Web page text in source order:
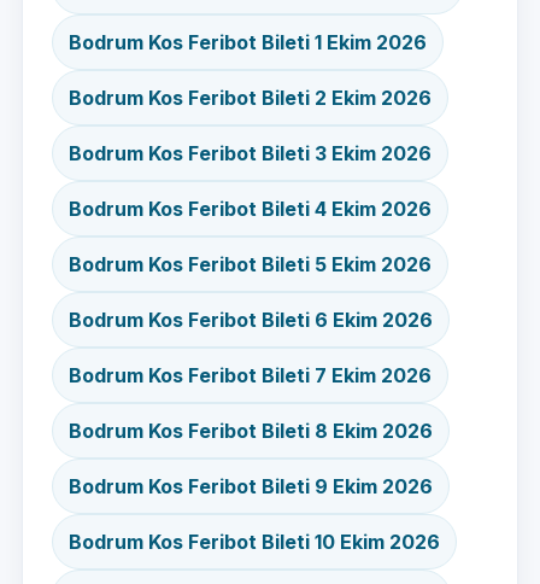
Bodrum Kos Feribot Bileti 1 Ekim 2026
Bodrum Kos Feribot Bileti 2 Ekim 2026
Bodrum Kos Feribot Bileti 3 Ekim 2026
Bodrum Kos Feribot Bileti 4 Ekim 2026
Bodrum Kos Feribot Bileti 5 Ekim 2026
Bodrum Kos Feribot Bileti 6 Ekim 2026
Bodrum Kos Feribot Bileti 7 Ekim 2026
Bodrum Kos Feribot Bileti 8 Ekim 2026
Bodrum Kos Feribot Bileti 9 Ekim 2026
Bodrum Kos Feribot Bileti 10 Ekim 2026